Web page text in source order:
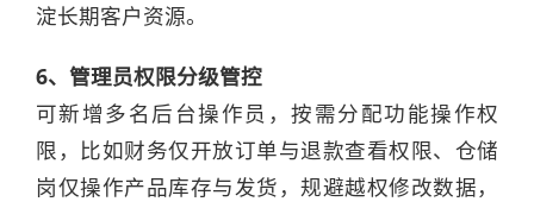
淀长期客户资源。
6、管理员权限分级管控
可新增多名后台操作员，按需分配功能操作权
限，比如财务仅开放订单与退款查看权限、仓储
岗仅操作产品库存与发货，规避越权修改数据，